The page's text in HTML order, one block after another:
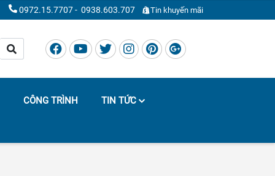
0972.15.7707- 0938.603.707 Tin khuyến mãi
CÔNG TRÌNH TIN TỨC